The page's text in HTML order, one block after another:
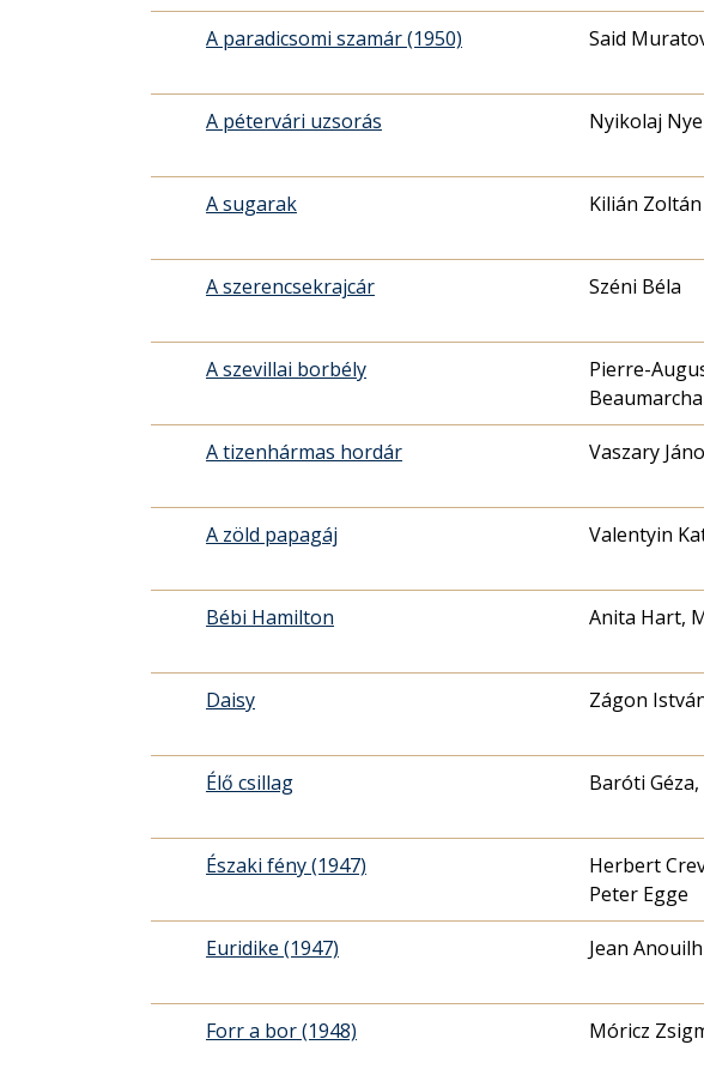
A paradicsomi szamár (1950) Said
A pétervári uzsorás Nyikolaj
A sugarak Kilián Zoltán
A szerencsekrajcár Széni Béla
A szevillai borbély
Pierre-
A tizenhármas hordár Vaszary
A zöld papagáj Valentyin
Bébi Hamilton Anita Hart,
Daisy Zágon
Élő csillag Baróti
Északi fény (1947)
Herbert
Peter Egge
Euridike (1947) Jean Anouilh
Forr a bor (1948) Móricz